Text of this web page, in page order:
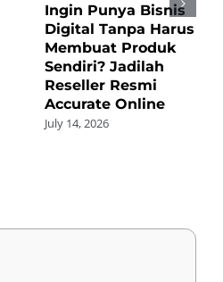
Ingin Punya Bisnis
Digital Tanpa Harus
Membuat Produk
Sendiri? Jadilah
Reseller Resmi
Accurate Online
July 14, 2026